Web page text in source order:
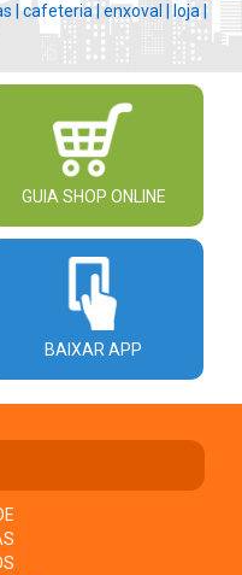
|cafeteria |enxoval | loja |
GUIA SHOP ONLINE
BAIXAR APP